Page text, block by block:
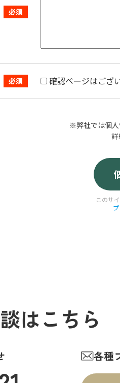
確認ページはござ
※弊社では個人
このサ
はこちら
各種